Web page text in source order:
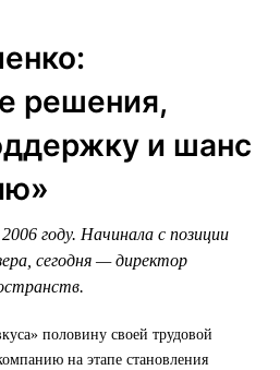
решения,
и шанс
году. Начинала с позиции
сегодня — директор
половину своей трудовой
на этапе становления